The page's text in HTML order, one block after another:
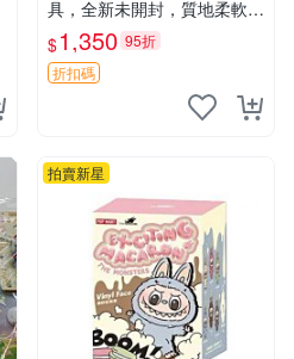
具，全新未開封，質地柔軟適
合收藏 月亮熊貓 毛絨玩具 新
款 儲倉直銷
$1,350 95折
折扣碼
拍賣新星